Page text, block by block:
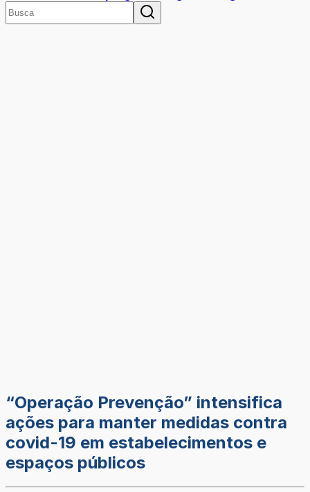
“Operação Prevenção” intensifica
ações para manter medidas contra
covid-19 em estabelecimentos e
espaços públicos